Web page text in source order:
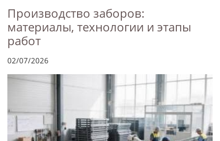
Производство заборов:
материалы, технологии и этапы
работ
02/07/2026